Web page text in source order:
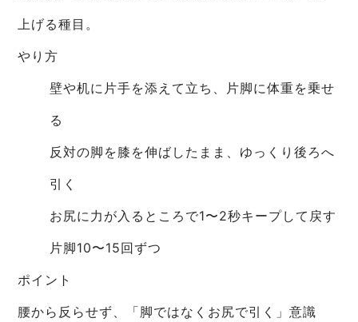
上げる種目。
やり方
壁や机に片手を添えて立ち、片脚に体重を乗せ
る
反対の脚を膝を伸ばしたまま、ゆっくり後ろへ
引く
お尻に力が入るところで1〜2秒キープして戻す
片脚10〜15回ずつ
ポイント
腰から反らせず、「脚ではなくお尻で引く」意識